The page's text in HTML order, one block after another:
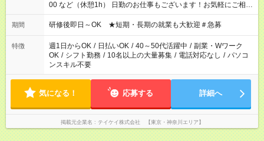
00 など（休憩1h） 日勤のお仕事もございます！お気軽にご相談
ください！
期間 研修後即日～OK ★短期・長期の就業も大歓迎＃急募
特徴 週1日からOK / 日払いOK / 40～50代活躍中 / 副業・Wワーク
OK / シフト勤務 / 10名以上の大量募集 / 電話対応なし / パソコ
ンスキル不要
気になる！ 応募する 詳細へ
掲載元企業名 テイケイ株式会社 【東京・神奈川エリア】